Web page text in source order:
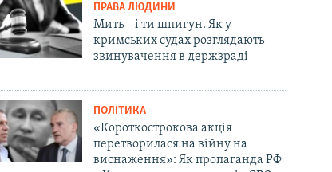
ПРАВА ЛЮДИНИ
Мить – і ти шпигун. Як у
кримських судах розглядають
звинувачення в держзраді
ПОЛІТИКА
«Короткострокова акція
перетворилася на війну на
виснаження»: Як пропаганда РФ